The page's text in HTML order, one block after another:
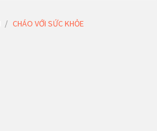
CHÁO VỚI SỨC KHỎE